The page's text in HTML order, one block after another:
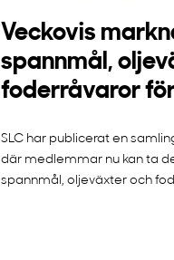
Veckovis
spannmål,
foderråvaror
SLC har publicerat en
där medlemmar nu kan ta
spannmål, oljeväxter och